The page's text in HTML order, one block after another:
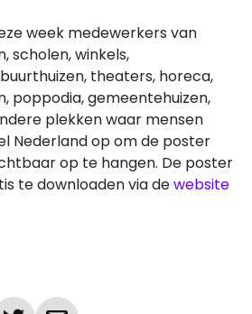
week medewerkers van
scholen, winkels,
theaters, horeca,
poppodia, gemeentehuizen,
plekken waar mensen
Nederland op om de poster
op te hangen. De poster
te downloaden via dewebsite